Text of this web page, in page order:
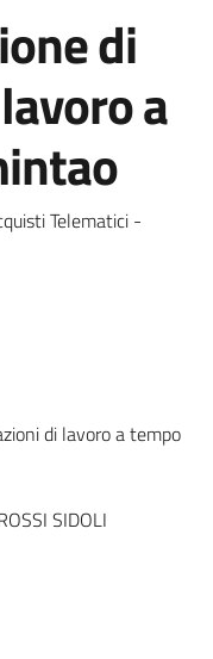
di
a
Telematici -
di lavoro a tempo
SIDOLI